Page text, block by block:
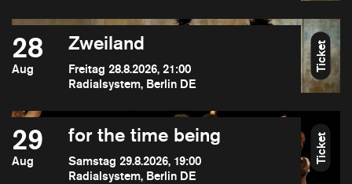
28
Aug
Zweiland
Freitag 28.8.2026, 21:00
Radialsystem, Berlin DE
Ticket
29
Aug
for the time being
Samstag 29.8.2026, 19:00
Radialsystem, Berlin DE
Ticket